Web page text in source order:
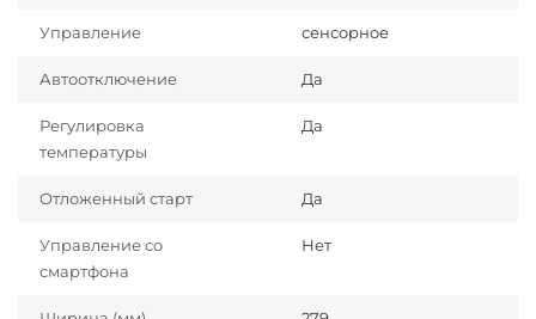
Управление сенсорное
Автоотключение Да
Регулировка
температуры
Да
Отложенный старт Да
Управление со
смартфона
Нет